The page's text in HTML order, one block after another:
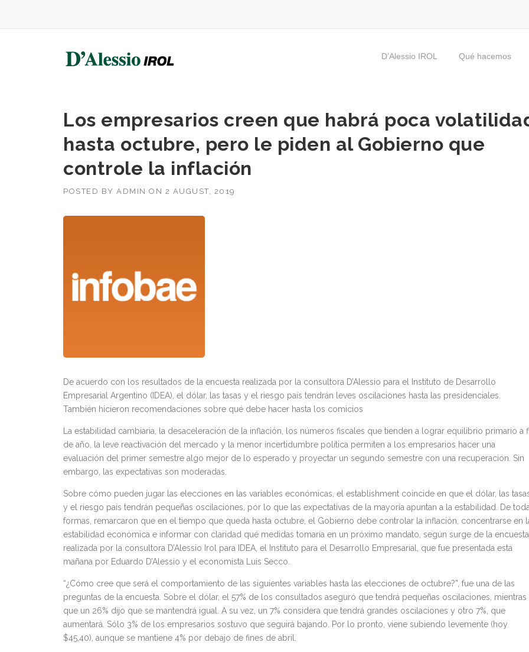
D’Alessio IROL Qué hacemos
Los empresarios creen que habrá poca
hasta octubre, pero le piden al Gobierno que
controle la inflación
POSTED BY ADMIN ON 2 AUGUST, 2019
De acuerdo con los resultados de la encuesta realizada por la consultora D’Alessio para el Instituto de Desarrollo
Empresarial Argentino (IDEA), el dólar, las tasas y el riesgo país tendrán leves oscilaciones hasta las presidenciales.
También hicieron recomendaciones sobre qué debe hacer hasta los comicios
La estabilidad cambiaria, la desaceleración de la inflación, los números fiscales que tienden a lograr equilibrio primario a
de año, la leve reactivación del mercado y la menor incertidumbre política permiten a los empresarios hacer una
evaluación del primer semestre algo mejor de lo esperado y proyectar un segundo semestre con una recuperación. Sin
embargo, las expectativas son moderadas.
Sobre cómo pueden jugar las elecciones en las variables económicas, el establishment coincide en que el dólar, las
y el riesgo país tendrán pequeñas oscilaciones, por lo que las expectativas de la mayoría apuntan a la estabilidad. De
formas, remarcaron que en el tiempo que queda hasta octubre, el Gobierno debe controlar la inflación, concentrarse en
estabilidad económica e informar con claridad qué medidas tomaría en un próximo mandato, según surge de la encuesta
realizada por la consultora D’Alessio Irol para IDEA, el Instituto para el Desarrollo Empresarial, que fue presentada esta
mañana por Eduardo D’Alessio y el economista Luis Secco.
“¿Cómo cree que será el comportamiento de las siguientes variables hasta las elecciones de octubre?”, fue una de las
preguntas de la encuesta. Sobre el dólar, el 57% de los consultados aseguró que tendrá pequeñas oscilaciones, mientras
que un 26% dijo que se mantendrá igual. A su vez, un 7% considera que tendrá grandes oscilaciones y otro 7%, que
aumentará. Sólo 3% de los empresarios sostuvo que seguirá bajando. Por lo pronto, viene subiendo levemente (hoy
$45,40), aunque se mantiene 4% por debajo de fines de abril.